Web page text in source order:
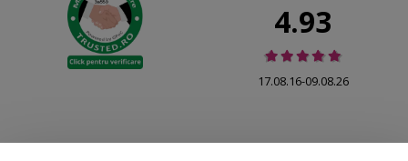
4.93
17.08.16-09.08.26